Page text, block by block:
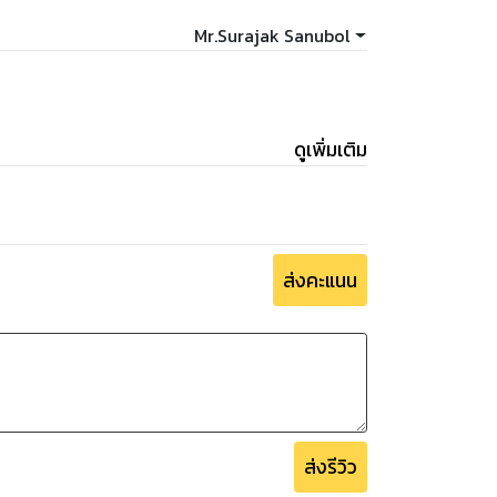
blend together perfectly.
about reflexology therapy.
Mr.Surajak Sanubol
ดูเพิ่มเติม
ส่งคะแนน
ส่งรีวิว